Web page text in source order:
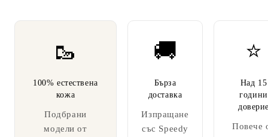
🥾
100% естествена
кожа
Подбрани
модели от
🚚
Бърза
доставка
Изпращане
със Speedy
⭐
Над 15
години
Повече